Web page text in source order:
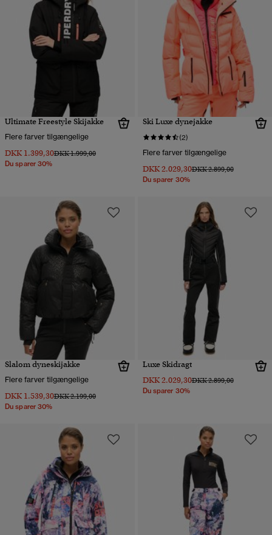
Ultimate Freestyle Skijakke
Flere farver tilgængelige
DKK 1.399,30Pris nedsat fra
DKK 1.999,00til
Du sparer 30%
Ski Luxe dynejakke
(2)
Flere farver tilgængelige
DKK 2.029,30Pris nedsat fra
DKK 2.899,00til
Du sparer 30%
Slalom dyneskijakke
Flere farver tilgængelige
DKK 1.539,30Pris nedsat fra
DKK 2.199,00til
Du sparer 30%
Luxe Skidragt
DKK 2.029,30Pris nedsat fra
DKK 2.899,00til
Du sparer 30%